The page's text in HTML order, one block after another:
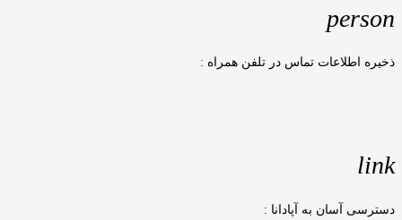
person
ذخیره اطلاعات تماس در تلفن همراه :
link
دسترسی آسان به آپادانا :